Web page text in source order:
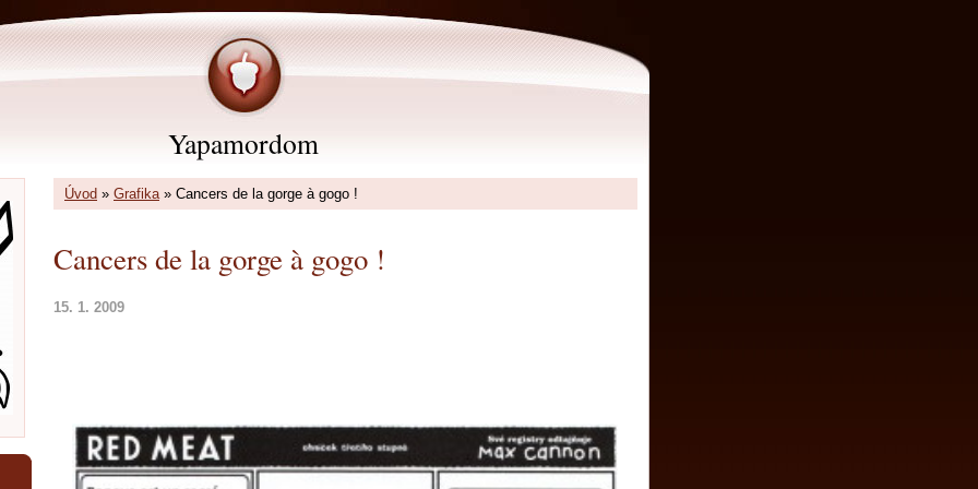
Yapamordom
Úvod » Grafika» Cancers de la gorge à gogo !
Cancers de la gorge à gogo !
15. 1. 2009